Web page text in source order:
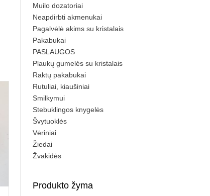
Muilo dozatoriai
Neapdirbti akmenukai
Pagalvėlė akims su kristalais
Pakabukai
PASLAUGOS
Plaukų gumelės su kristalais
Raktų pakabukai
Rutuliai, kiaušiniai
Smilkymui
Stebuklingos knygelės
Švytuoklės
Vėriniai
Žiedai
Žvakidės
Produkto žyma